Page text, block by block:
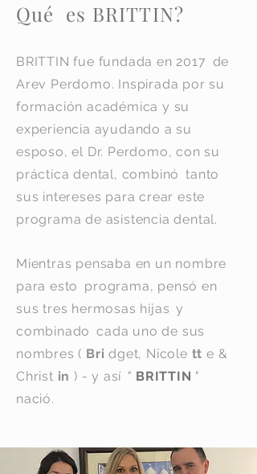
Qué es BRITTIN?
BRITTIN fue fundada en 2017 de
Arev Perdomo. Inspirada por su
formación académica y su
experiencia ayudando a su
esposo, el Dr. Perdomo, con su
práctica dental, combinó tanto
sus intereses para crear este
programa de asistencia dental.
Mientras pensaba en un nombre
para esto programa, pensó en
sus tres hermosas hijas y
combinado cada uno de sus
nombres ( Bri dget, Nicole tt e &
Christ in ) - y así " BRITTIN "
nació.